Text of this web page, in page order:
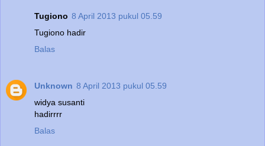
Tugiono 8 April 2013 pukul 05.59
Tugiono hadir
Balas
Unknown 8 April 2013 pukul 05.59
widya susanti
hadirrrr
Balas